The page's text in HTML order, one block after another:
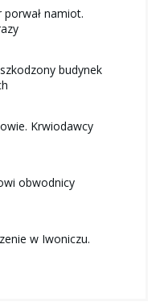
porwał namiot.
budynek
Krwiodawcy
obwodnicy
w Iwoniczu.